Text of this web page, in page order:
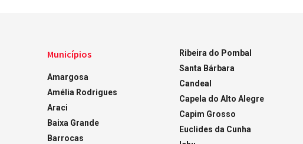
Municípios
Amargosa
Amélia Rodrigues
Araci
Baixa Grande
Barrocas
Ribeira do Pombal
Santa Bárbara
Candeal
Capela do Alto Alegre
Capim Grosso
Euclides da Cunha